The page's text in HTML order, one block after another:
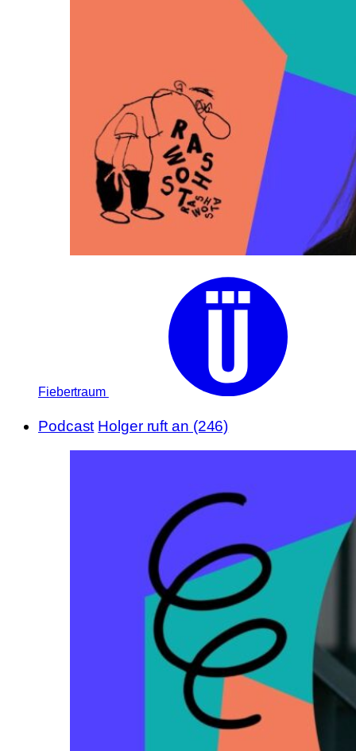
Fiebertraum
Podcast Holger ruft an (246)